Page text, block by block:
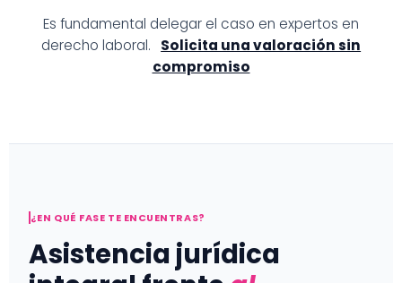
Es fundamental delegar el caso en expertos en
derecho laboral.
Solicita una valoración sin
compromiso
¿EN QUÉ FASE TE ENCUENTRAS?
Asistencia jurídica